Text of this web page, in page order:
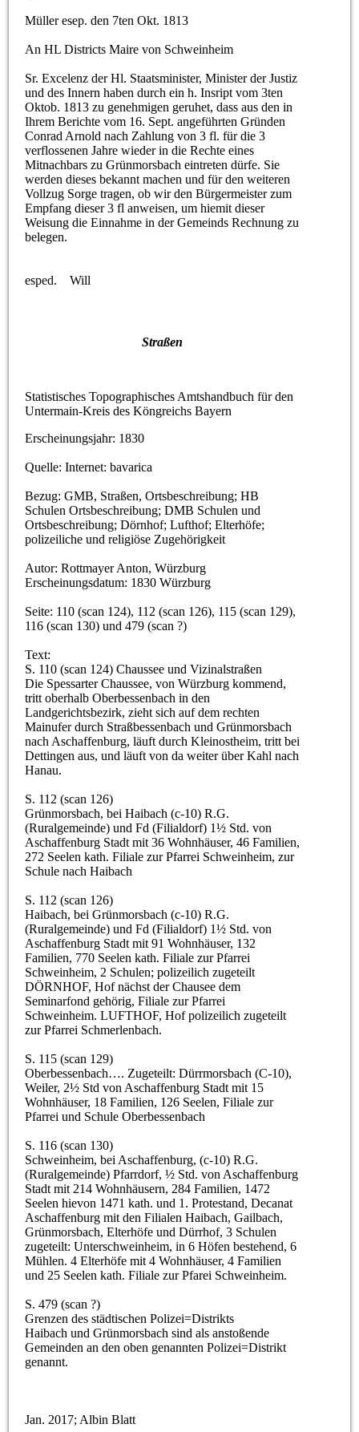
Müller esep. den 7ten Okt. 1813
An HL Districts Maire von Schweinheim
Sr. Excelenz der Hl. Staatsminister, Minister der Justiz
und des Innern haben durch ein h. Insript vom 3ten
Oktob. 1813 zu genehmigen geruhet, dass aus den in
Ihrem Berichte vom 16. Sept. angeführten Gründen
Conrad Arnold nach Zahlung von 3 fl. für die 3
verflossenen Jahre wieder in die Rechte eines
Mitnachbars zu Grünmorsbach eintreten dürfe. Sie
werden dieses bekannt machen und für den weiteren
Vollzug Sorge tragen, ob wir den Bürgermeister zum
Empfang dieser 3 fl anweisen, um hiemit dieser
Weisung die Einnahme in der Gemeinds Rechnung zu
belegen.
esped. Will
Straßen
Statistisches Topographisches Amtshandbuch für den
Untermain-Kreis des Köngreichs Bayern
Erscheinungsjahr: 1830
Quelle: Internet: bavarica
Bezug: GMB, Straßen, Ortsbeschreibung; HB
Schulen Ortsbeschreibung; DMB Schulen und
Ortsbeschreibung; Dörnhof; Lufthof; Elterhöfe;
polizeiliche und religiöse Zugehörigkeit
Autor: Rottmayer Anton, Würzburg
Erscheinungsdatum: 1830 Würzburg
Seite: 110 (scan 124), 112 (scan 126), 115 (scan 129),
116 (scan 130) und 479 (scan ?)
Text:
S. 110 (scan 124) Chaussee und Vizinalstraßen
Die Spessarter Chaussee, von Würzburg kommend,
tritt oberhalb Oberbessenbach in den
Landgerichtsbezirk, zieht sich auf dem rechten
Mainufer durch Straßbessenbach und Grünmorsbach
nach Aschaffenburg, läuft durch Kleinostheim, tritt bei
Dettingen aus, und läuft von da weiter über Kahl nach
Hanau.
S. 112 (scan 126)
Grünmorsbach, bei Haibach (c-10) R.G.
(Ruralgemeinde) und Fd (Filialdorf) 1½ Std. von
Aschaffenburg Stadt mit 36 Wohnhäuser, 46 Familien,
272 Seelen kath. Filiale zur Pfarrei Schweinheim, zur
Schule nach Haibach
S. 112 (scan 126)
Haibach, bei Grünmorsbach (c-10) R.G.
(Ruralgemeinde) und Fd (Filialdorf) 1½ Std. von
Aschaffenburg Stadt mit 91 Wohnhäuser, 132
Familien, 770 Seelen kath. Filiale zur Pfarrei
Schweinheim, 2 Schulen; polizeilich zugeteilt
DÖRNHOF, Hof nächst der Chausee dem
Seminarfond gehörig, Filiale zur Pfarrei
Schweinheim. LUFTHOF, Hof polizeilich zugeteilt
zur Pfarrei Schmerlenbach.
S. 115 (scan 129)
Oberbessenbach…. Zugeteilt: Dürrmorsbach (C-10),
Weiler, 2½ Std von Aschaffenburg Stadt mit 15
Wohnhäuser, 18 Familien, 126 Seelen, Filiale zur
Pfarrei und Schule Oberbessenbach
S. 116 (scan 130)
Schweinheim, bei Aschaffenburg, (c-10) R.G.
(Ruralgemeinde) Pfarrdorf, ½ Std. von Aschaffenburg
Stadt mit 214 Wohnhäusern, 284 Familien, 1472
Seelen hievon 1471 kath. und 1. Protestand, Decanat
Aschaffenburg mit den Filialen Haibach, Gailbach,
Grünmorsbach, Elterhöfe und Dürrhof, 3 Schulen
zugeteilt: Unterschweinheim, in 6 Höfen bestehend, 6
Mühlen. 4 Elterhöfe mit 4 Wohnhäuser, 4 Familien
und 25 Seelen kath. Filiale zur Pfarei Schweinheim.
S. 479 (scan ?)
Grenzen des städtischen Polizei=Distrikts
Haibach und Grünmorsbach sind als anstoßende
Gemeinden an den oben genannten Polizei=Distrikt
genannt.
Jan. 2017; Albin Blatt